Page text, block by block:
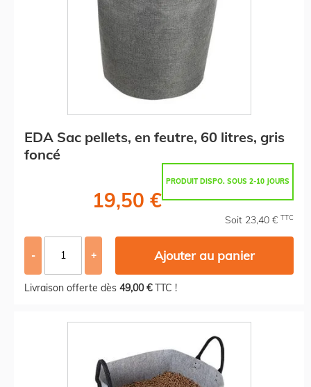
EDA Sac pellets, en feutre, 60 litres, gris
foncé
PRODUIT DISPO. SOUS 2-10 JOURS
19,50 €
Soit 23,40 € TTC
- + Ajouter au panier
Livraison offerte dès 49,00 €TTC !